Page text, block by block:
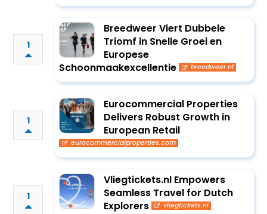
1
Breedweer Viert Dubbele
Triomf in Snelle Groei en
Europese
Schoonmaakexcellentie
breedweer.nl
1
Eurocommercial Properties
Delivers Robust Growth in
European Retail
eurocommercialproperties.com
1
Vliegtickets.nl Empowers
Seamless Travel for Dutch
Explorers
vliegtickets.nl